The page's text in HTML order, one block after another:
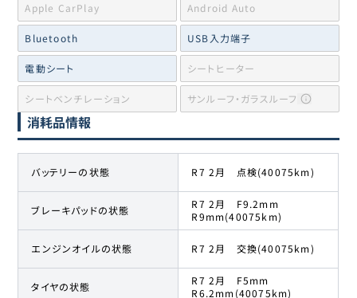
Apple CarPlay Android Auto
Bluetooth USB入力端子
電動シート シートヒーター
シートベンチレーション サンルーフ・ガラスルーフ
消耗品情報
バッテリーの状態 R7 2月 点検(40075km)
ブレーキパッドの状態
R7 2月 F9.2mm
R9mm(40075km)
エンジンオイルの状態 R7 2月 交換(40075km)
タイヤの状態
R7 2月 F5mm
R6.2mm(40075km)